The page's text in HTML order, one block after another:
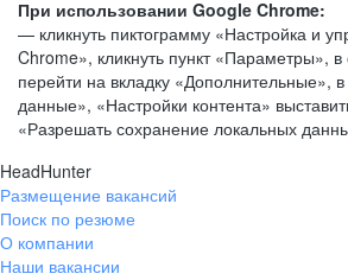
При использовании Google Chrome:
— кликнуть пиктограмму «Настройка и
Chrome», кликнуть пункт «Параметры»,
перейти на вкладку «Дополнительные»,
данные», «Настройки контента»
«Разрешать сохранение локальных
HeadHunter
Размещение вакансий
Поиск по резюме
О компании
Наши вакансии